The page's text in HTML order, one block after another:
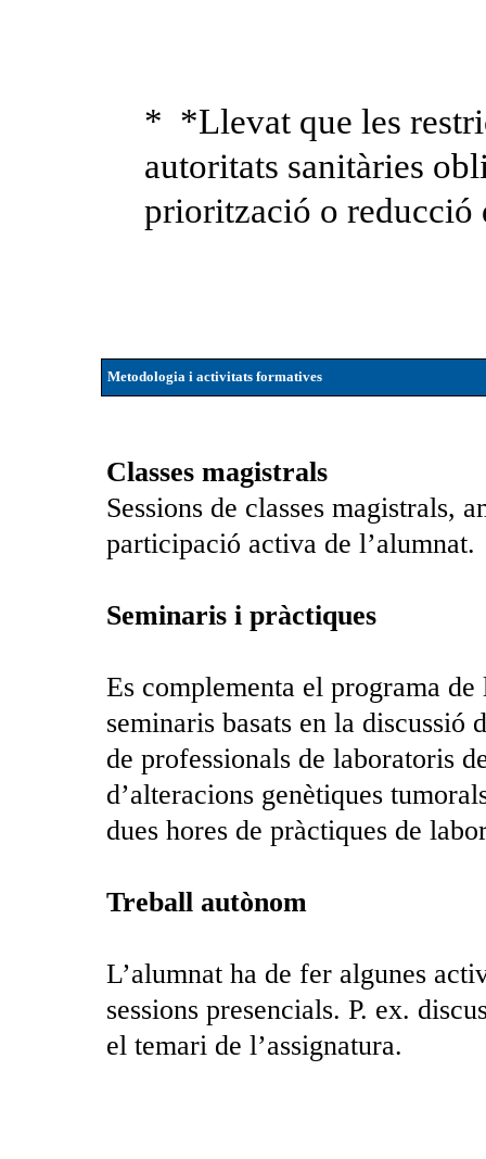
* *Llevat que les
autoritats sanitàries
priorització o reducció
Metodologia i activitats formatives
Classes magistrals
Sessions de classes magistrals,
participació activa de l’alumnat.
Seminaris i pràctiques
Es complementa el programa de
seminaris basats en la discussió
de professionals de laboratoris
d’alteracions genètiques
dues hores de pràctiques de
Treball autònom
L’alumnat ha de fer algunes
sessions presencials. P. ex.
el temari de l’assignatura.